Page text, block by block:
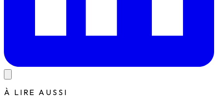
À LIRE AUSSI